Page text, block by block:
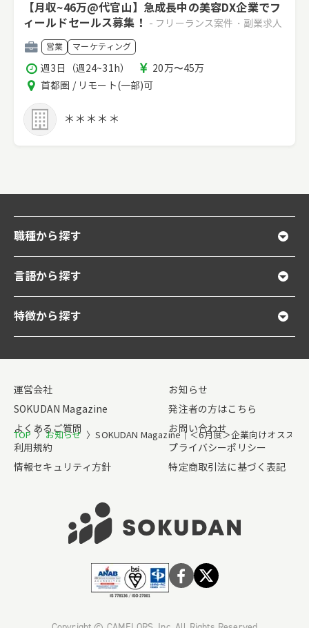
TOP 〉 お知らせ 〉SOKUDAN Magazine｜＜6月度＞企業向けオススメ
【月収~46万@代官山】急成長中の美容DX企業でフ
ィールドセールス募集！
- フリーランス案件・副業求人
職
種
営業 マーケティング
稼
働
時
間
週3日（週24~31h）
報
酬
20万〜45万
エ
ア
首都圏 / リモート(一部)可
＊＊＊＊＊
職種から探す
言語から探す
特徴から探す
運営会社
お知らせ
SOKUDAN Magazine
発注者の方はこちら
よくあるご質問
お問い合わせ
利用規約
プライバシーポリシー
情報セキュリティ方針
特定商取引法に基づく表記